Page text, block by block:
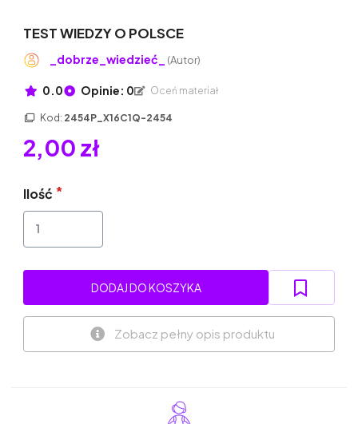
TEST WIEDZY O POLSCE
_dobrze_wiedzieć_ (Autor)
0.0 Opinie: 0 Oceń materiał
Kod: 2454P_X16C1Q-2454
2,00 zł
Ilość
DODAJ DO KOSZYKA
Zobacz pełny opis produktu